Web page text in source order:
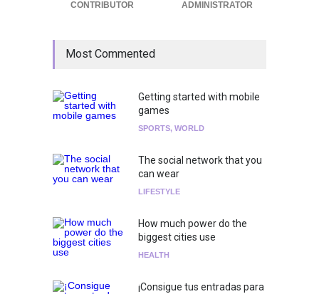
CONTRIBUTOR ADMINISTRATOR
Most Commented
Getting started with mobile
games
SPORTS, WORLD
The social network that you
can wear
LIFESTYLE
How much power do the
biggest cities use
HEALTH
¡Consigue tus entradas para